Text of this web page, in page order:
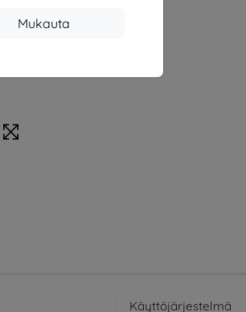
Mukauta
Käyttöjärjestelmä